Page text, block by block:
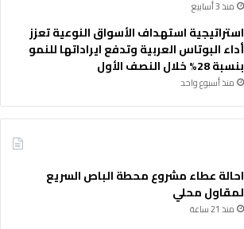
منذ 3 أسابيع
استراتيجية استهداف الأسواق النوعية تعزز
أداء البوتاس العربية وتدفع ايراداتها للنمو
بنسبة 28% خلال النصف الأول
منذ أسبوع واحد
احالة عطاء مشروع محطة الباص السريع
لمقاول محلي
منذ 21 ساعة